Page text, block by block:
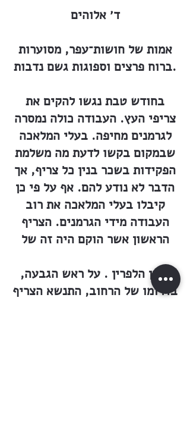
ד׳ אלוהים
אמות של חושות־עפר, מסוערות
ברוח פרצים וספוגות גשם נדבות.
בחודש טבת נגשו להקים את
צריפי העץ. העבודה כולה נמסרה
לגרמנים מחיפה. בעלי המלאכה
שבמקום בקשו לדעת מה משלמת
הפקידות בשכר בנין כל צריף, אך
הדבר לא נודע להם. אף על פי כן
קיבלו בעלי המלאכה את רוב
העבודה מידי הגרמנים. הצריף
הראשון אשר הוקם היה זה של
זלמן הלפרין . על ראש הגבעה,
בדרומו של הרחוב, התנשא הצריף